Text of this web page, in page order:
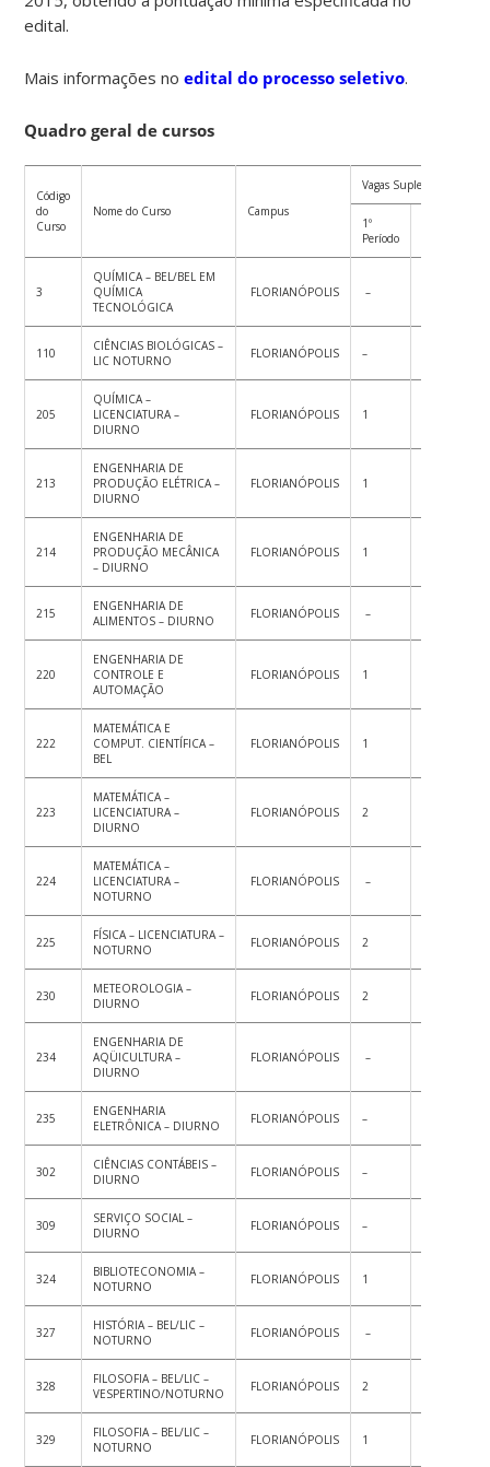
edital.
Mais informações noedital do processo seletivo.
Quadro geral de cursos
Código
do
Curso
Nome do Curso Campus
Vagas Suplementares
1º
Período
3
QUÍMICA – BEL/BEL EM
QUÍMICA
TECNOLÓGICA
FLORIANÓPOLIS –
110
CIÊNCIAS BIOLÓGICAS –
LIC NOTURNO
FLORIANÓPOLIS –
205
QUÍMICA –
LICENCIATURA –
DIURNO
FLORIANÓPOLIS 1
213
ENGENHARIA DE
PRODUÇÃO ELÉTRICA –
DIURNO
FLORIANÓPOLIS 1
214
ENGENHARIA DE
PRODUÇÃO MECÂNICA
– DIURNO
FLORIANÓPOLIS 1
215
ENGENHARIA DE
ALIMENTOS – DIURNO
FLORIANÓPOLIS –
220
ENGENHARIA DE
CONTROLE E
AUTOMAÇÃO
FLORIANÓPOLIS 1
222
MATEMÁTICA E
COMPUT. CIENTÍFICA –
BEL
FLORIANÓPOLIS 1
223
MATEMÁTICA –
LICENCIATURA –
DIURNO
FLORIANÓPOLIS 2
224
MATEMÁTICA –
LICENCIATURA –
NOTURNO
FLORIANÓPOLIS –
225
FÍSICA – LICENCIATURA –
NOTURNO
FLORIANÓPOLIS 2
230
METEOROLOGIA –
DIURNO
FLORIANÓPOLIS 2
234
ENGENHARIA DE
AQÜICULTURA –
DIURNO
FLORIANÓPOLIS –
235
ENGENHARIA
ELETRÔNICA – DIURNO
FLORIANÓPOLIS –
302
CIÊNCIAS CONTÁBEIS –
DIURNO
FLORIANÓPOLIS –
309
SERVIÇO SOCIAL –
DIURNO
FLORIANÓPOLIS –
324
BIBLIOTECONOMIA –
NOTURNO
FLORIANÓPOLIS 1
327
HISTÓRIA – BEL/LIC –
NOTURNO
FLORIANÓPOLIS –
328
FILOSOFIA – BEL/LIC –
VESPERTINO/NOTURNO
FLORIANÓPOLIS 2
329
FILOSOFIA – BEL/LIC –
NOTURNO
FLORIANÓPOLIS 1